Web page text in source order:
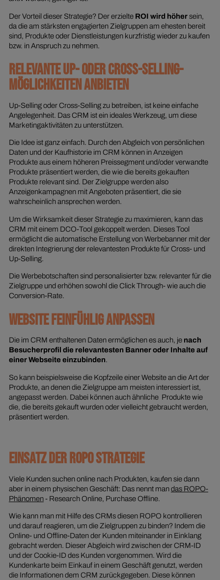
Der Vorteil dieser Strategie? Der erzielte ROI wird höhersein,
da die am stärksten engagierten Zielgruppen am ehesten bereit
sind, Produkte oder Dienstleistungen kurzfristig wieder zu kaufen
bzw. in Anspruch zu nehmen.
RELEVANTE UP- ODER CROSS-SELLING-
MÖGLICHKEITEN ANBIETEN
Up-Selling oder Cross-Selling zu betreiben, ist keine einfache
Angelegenheit. Das CRM ist ein ideales Werkzeug, um diese
Marketingaktivitäten zu unterstützen.
Die Idee ist ganz einfach. Durch den Abgleich von persönlichen
Daten und der Kaufhistorie im CRM können in Anzeigen
Produkte aus einem höheren Preissegment und/oder verwandte
Produkte präsentiert werden, die wie die bereits gekauften
Produkte relevant sind. Der Zielgruppe werden also
Anzeigenkampagnen mit Angeboten präsentiert, die sie
wahrscheinlich ansprechen werden.
Um die Wirksamkeit dieser Strategie zu maximieren, kann das
CRM mit einem DCO-Tool gekoppelt werden. Dieses Tool
ermöglicht die automatische Erstellung von Werbebanner mit der
direkten Integrierung der relevantesten Produkte für Cross- und
Up-Selling.
Die Werbebotschaften sind personalisierter bzw. relevanter für die
Zielgruppe und erhöhen sowohl die Click Through- wie auch die
Conversion-Rate.
WEBSITE FEINFÜHLIG ANPASSEN
Die im CRM enthaltenen Daten ermöglichen es auch, je nach
Besucherprofil die relevantesten Banner oder Inhalte auf
einer Webseite einzubinden.
So kann beispielsweise die Kopfzeile einer Website an die Art der
Produkte, an denen die Zielgruppe am meisten interessiert ist,
angepasst werden. Dabei können auch ähnliche Produkte wie
die, die bereits gekauft wurden oder vielleicht gebraucht werden,
präsentiert werden.
EINSATZ DER ROPO STRATEGIE
Viele Kunden suchen online nach Produkten, kaufen sie dann
aber in einem physischen Geschäft: Das nennt mandas ROPO-
Phänomen- Research Online, Purchase Offline.
Wie kann man mit Hilfe des CRMs diesen ROPO kontrollieren
und darauf reagieren, um die Zielgruppen zu binden? Indem die
Online- und Offline-Daten der Kunden miteinander in Einklang
gebracht werden. Dieser Abgleich wird zwischen der CRM-ID
und der Cookie-ID des Kunden vorgenommen. Wird die
Kundenkarte beim Einkauf in einem Geschäft genutzt, werden
die Informationen dem CRM zurückgegeben. Diese können